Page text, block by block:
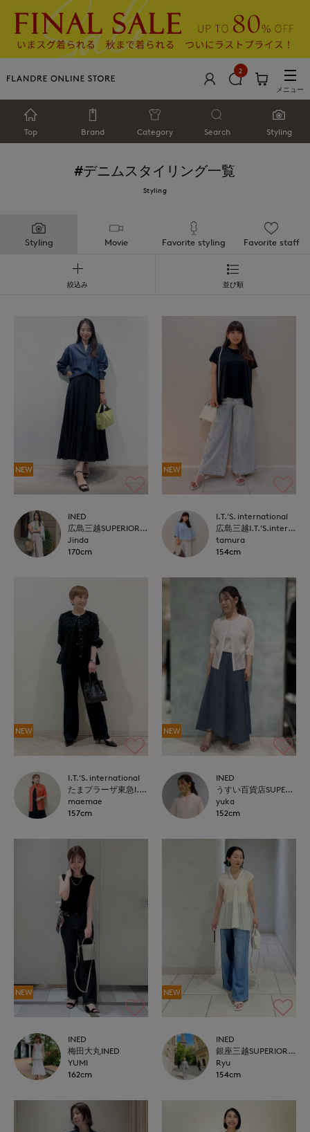
2
メニュー
Top Brand Category Search Styling
#デニム スタイリング一覧
Styling
Styling Movie Favorite styling Favorite staff
絞込み 並び順
NEW
INED
広島三越SUPERIORCLOSET
Jinda
170cm
NEW
I.T.'S. international
広島三越I.T.'S.international
tamura
154cm
NEW
I.T.'S. international
たまプラーザ東急I.T.'S.international
maemae
157cm
NEW
INED
うすい百貨店SUPERIOR CLOSET
yuka
152cm
NEW
INED
梅田大丸INED
YUMI
162cm
NEW
INED
銀座三越SUPERIOR CLOSET GINZA
Ryu
154cm